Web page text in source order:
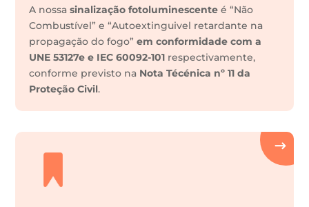
A nossasinalização fotoluminescente é “Não
Combustível” e “Autoextinguivel retardante na
propagação do fogo”em conformidade com a
UNE 53127e e IEC 60092-101 respectivamente,
conforme previsto na Nota Técénica nº 11 da
Proteção Civil.